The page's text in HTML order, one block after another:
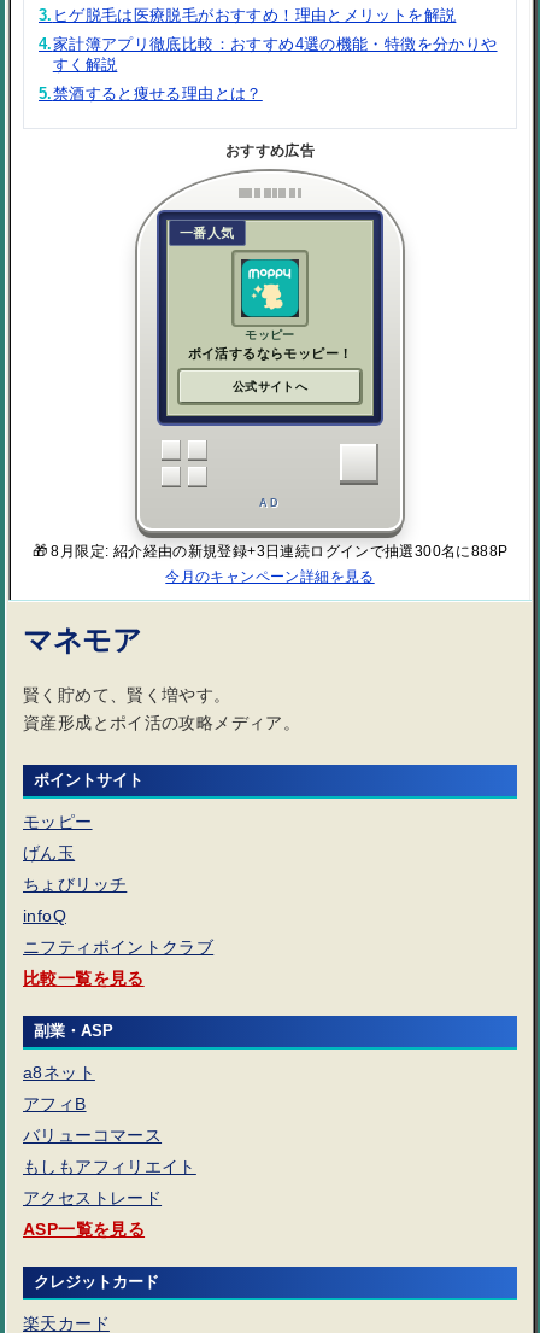
3. ヒゲ脱毛は医療脱毛がおすすめ！理由とメリットを解説
4.家計簿アプリ徹底比較：おすすめ4選の機能・特徴を分かりや
すく解説
5.禁酒すると痩せる理由とは？
おすすめ広告
一番人気
モッピー
ポイ活するならモッピー！
公式サイトへ
AD
🎁 8月限定: 紹介経由の新規登録+3日連続ログインで抽選300名に888P
今月のキャンペーン詳細を見る
マネモア
賢く貯めて、賢く増やす。
資産形成とポイ活の攻略メディア。
ポイントサイト
モッピー
げん玉
ちょびリッチ
infoQ
ニフティポイントクラブ
比較一覧を見る
副業・ASP
a8ネット
アフィB
バリューコマース
もしもアフィリエイト
アクセストレード
ASP一覧を見る
クレジットカード
楽天カード